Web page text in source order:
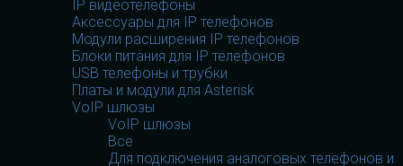
IP видеотелефоны
Аксессуары для IP телефонов
Модули расширения IP телефонов
Блоки питания для IP телефонов
USB телефоны и трубки
Платы и модули для Asterisk
VoIP шлюзы
VoIP шлюзы
Все
Для подключения аналоговых телефонов и